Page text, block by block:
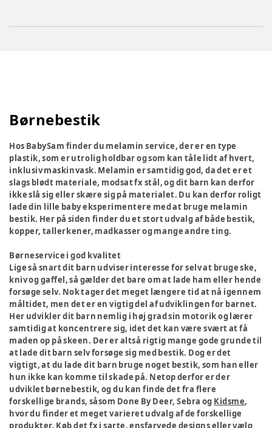
Børnebestik
Hos BabySam finder du melamin service, der er en type
plastik, som er utrolig holdbar og som kan tåle lidt af hvert,
inklusiv maskinvask. Melamin er samtidig god, da det er et
slags blødt materiale, modsat fx stål, og dit barn kan derfor
ikke slå sig eller skære sig på materialet. Du kan derfor roligt
lade din lille baby eksperimentere med at bruge melamin
bestik. Her på siden finder du et stort udvalg af både bestik,
kopper, tallerkener, madkasser og mange andre ting.
Børneservice i god kvalitet
Lige så snart dit barn udviser interesse for selv at bruge ske,
kniv og gaffel, så gælder det bare om at lade ham eller hende
forsøge selv. Nok tager det meget længere tid at nå igennem
måltidet, men det er en vigtig del af udviklingen for barnet.
Her udvikler dit barn nemlig i høj grad sin motorik og lærer
samtidig at koncentrere sig, idet det kan være svært at få
maden op på skeen. Der er altså rigtig mange gode grunde til
at lade dit barn selv forsøge sig med bestik. Dog er det
vigtigt, at du lade dit barn bruge noget bestik, som han eller
hun ikke kan komme til skade på. Netop derfor er der
udviklet børnebestik, og du kan finde det fra flere
forskellige brands, såsom Done By Deer, Sebra og Kidsme,
hvor du finder et meget varieret udvalg af de forskellige
produkter. Køb det fx i sarte, ensfarvede designs eller vælg